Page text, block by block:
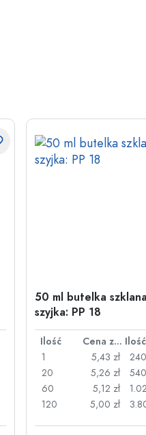
50 ml butelka
szyjka: PP 18
Ilość Cena za sztukę Ilość
1
5,43 zł
20
5,26 zł
60
5,12 zł
120
5,00 zł
240
540